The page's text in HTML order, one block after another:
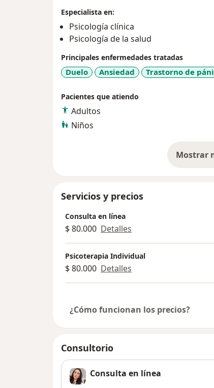
Especialista en:
Psicología clínica
Psicología de la salud
Principales enfermedades tratadas
Duelo Ansiedad Trastorno de
Pacientes que atiendo
Adultos
Niños
Mostrar
Servicios y precios
Consulta en línea
$ 80.000 Detalles
Psicoterapia Individual
$ 80.000 Detalles
¿Cómo funcionan los precios?
Consultorio
Consulta en línea